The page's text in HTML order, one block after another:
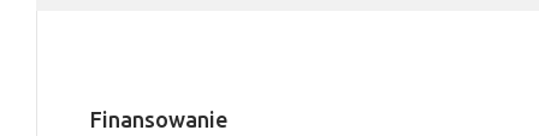
Finansowanie